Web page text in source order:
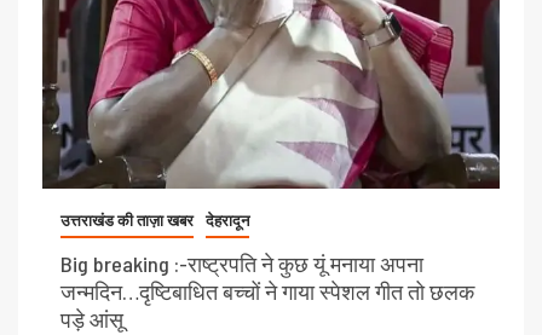
उत्तराखंड की ताज़ा खबर देहरादून
Big breaking :-राष्ट्रपति ने कुछ यूं मनाया अपना
जन्मदिन…दृष्टिबाधित बच्चों ने गाया स्पेशल गीत तो छलक
पड़े आंसू